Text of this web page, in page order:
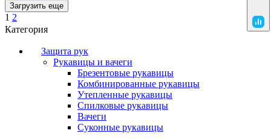
Загрузить еще
1 2
Категория
Защита рук
Рукавицы и вачеги
Брезентовые рукавицы
Комбинированные рукавицы
Утепленные рукавицы
Спилковые рукавицы
Вачеги
Суконные рукавицы